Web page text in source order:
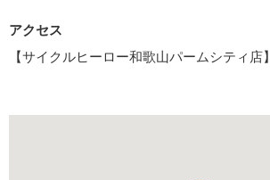
アクセス
【サイクルヒーロー和歌山パームシティ店】